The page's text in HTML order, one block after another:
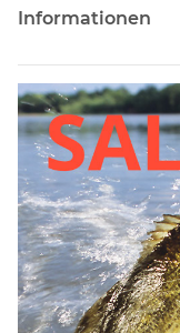
Informationen